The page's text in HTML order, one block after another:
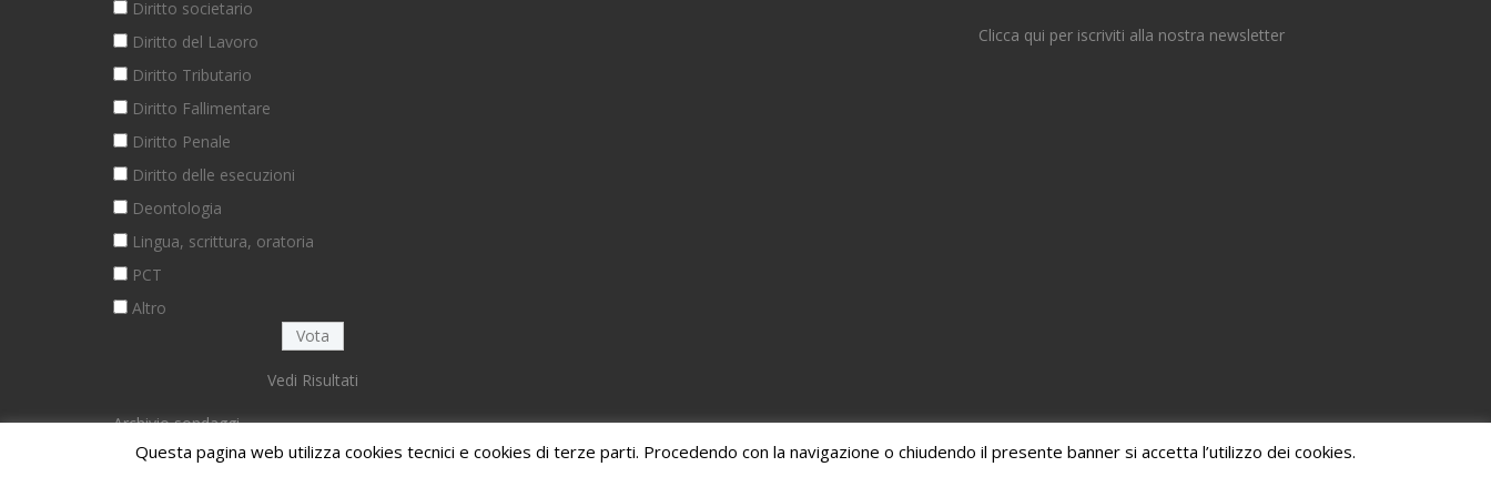
Diritto societario
Diritto del Lavoro
Diritto Tributario
Diritto Fallimentare
Diritto Penale
Diritto delle esecuzioni
Deontologia
Lingua, scrittura, oratoria
PCT
Altro
Vedi Risultati
Archivio sondaggi
Clicca qui per iscriviti alla nostra newsletter
Questa pagina web utilizza cookies tecnici e cookies di terze parti. Procedendo con la navigazione o chiudendo il presente banner si accetta l’utilizzo dei cookies.